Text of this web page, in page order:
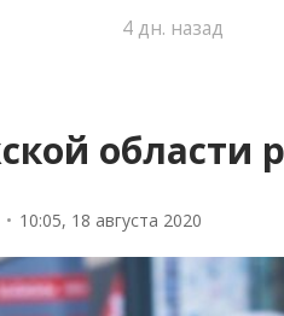
4 дн. назад
области
• 10:05, 18 августа 2020